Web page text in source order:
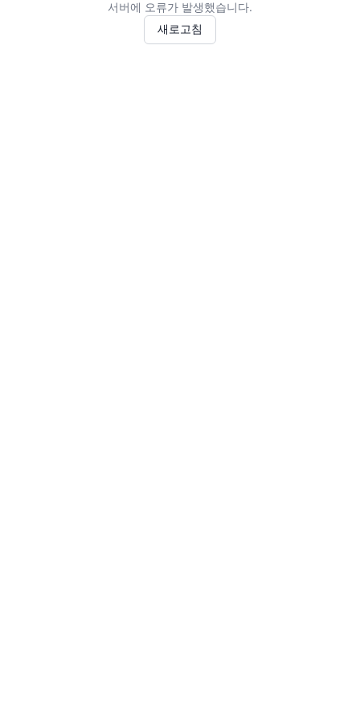
서버에 오류가 발생했습니다.
새로고침